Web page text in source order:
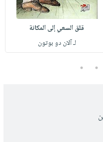
قلق السعي إلى المكانة
لـ آلان دو بوتون
4
5